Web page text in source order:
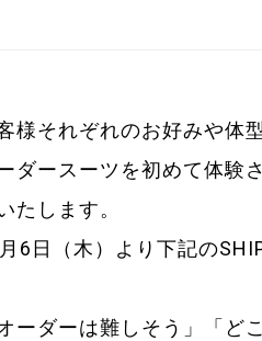
様それぞれのお好みや体
ダースーツを初めて体験
たします。
6日（木）より下記の
オーダーは難しそう」「